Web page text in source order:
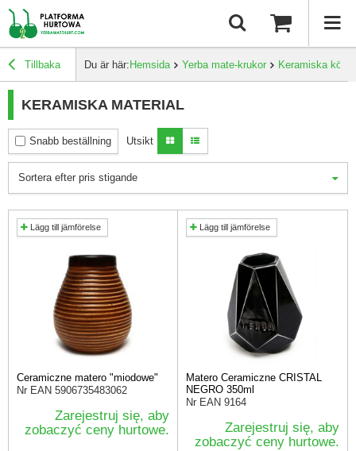
Tillbaka Du är här: Hemsida Yerba mate-krukor Keramiska
KERAMISKA MATERIAL
Snabb beställning Utsikt
Sortera efter pris stigande
Lägg till jämförelse
Ceramiczne matero "miodowe"
Nr EAN 5906735483062
Zarejestruj się, aby
zobaczyć ceny hurtowe.
Lägg till jämförelse
Matero Ceramiczne CRISTAL
NEGRO 350ml
Nr EAN 9164
Zarejestruj się, aby
zobaczyć ceny hurtowe.